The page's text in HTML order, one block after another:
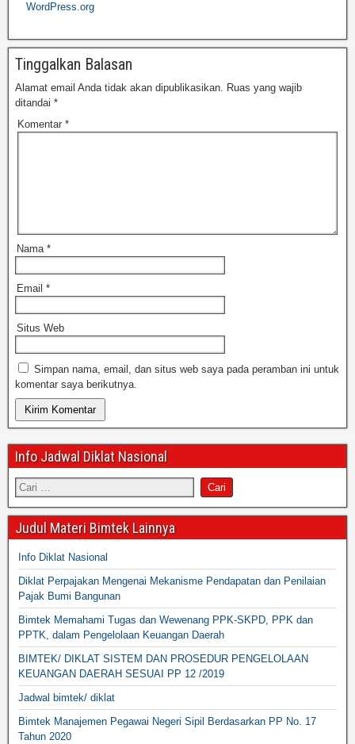
WordPress.org
Tinggalkan Balasan
Alamat email Anda tidak akan dipublikasikan. Ruas yang wajib
ditandai *
Komentar *
Nama *
Email *
Situs Web
Simpan nama, email, dan situs web saya pada peramban ini untuk
komentar saya berikutnya.
Info Jadwal Diklat Nasional
Judul Materi Bimtek Lainnya
Info Diklat Nasional
Diklat Perpajakan Mengenai Mekanisme Pendapatan dan Penilaian
Pajak Bumi Bangunan
Bimtek Memahami Tugas dan Wewenang PPK-SKPD, PPK dan
PPTK, dalam Pengelolaan Keuangan Daerah
BIMTEK/ DIKLAT SISTEM DAN PROSEDUR PENGELOLAAN
KEUANGAN DAERAH SESUAI PP 12 /2019
Jadwal bimtek/ diklat
Bimtek Manajemen Pegawai Negeri Sipil Berdasarkan PP No. 17
Tahun 2020